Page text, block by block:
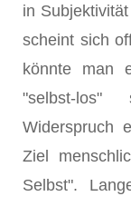
in
scheint sich
könnte man
"selbst-
Widerspruch
Ziel
Selbst".